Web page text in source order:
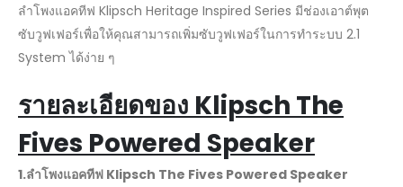
ลำโพงแอคทีฟ Klipsch Heritage Inspired Series มีช่องเอาต์พุต
ซับวูฟเฟอร์เพื่อให้คุณสามารถเพิ่มซับวูฟเฟอร์ในการทำระบบ 2.1
System ได้ง่าย ๆ
รายละเอียดของ Klipsch The
Fives Powered Speaker
1.ลำโพงแอคทีฟ Klipsch The Fives Powered Speaker